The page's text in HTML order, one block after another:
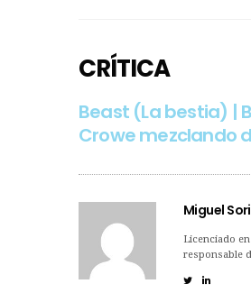
CRÍTICA
Beast (La bestia) |
Crowe mezclando
Miguel
Licenciado
responsable